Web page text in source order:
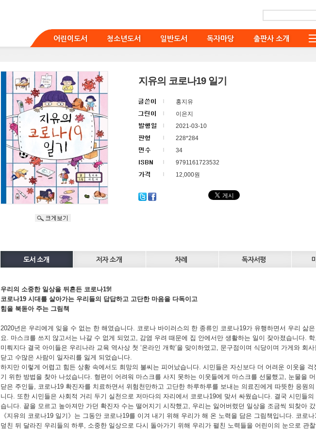
어린이도서 청소년도서 일반도서 독자마당 출판사 소개
지유의 코로나19 일기
홍지유
이은지
2021-03-10
228*284
34
9791161723532
12,000원
우리의 소중한 일상을 뒤흔든 코로나19!
코로나19 시대를 살아가는 우리들의 답답하고 고단한 마음을 다독이고
힘을 북돋아 주는 그림책
2020년은 우리에게 잊을 수 없는 한 해였습니다. 코로나 바이러스의 한 종류인 코로나19가 유행하면서 우리 삶
요. 마스크를 쓰지 않고서는 나갈 수 없게 되었고, 감염 우려 때문에 집 안에서만 생활하는 일이 잦아졌습니다.
미뤄지다 결국 아이들은 우리나라 교육 역사상 첫 ‘온라인 개학’을 맞이하였고, 문구점이며 식당이며 가게와 회
닫고 수많은 사람이 일자리를 잃게 되었습니다.
하지만 이렇게 어렵고 힘든 상황 속에서도 희망의 불씨는 피어났습니다. 시민들은 자신보다 더 어려운 이웃을 걱
기 위한 방법을 찾아 나섰습니다. 형편이 어려워 마스크를 사지 못하는 이웃들에게 마스크를 선물했고, 눈물을
닫은 주인들, 코로나19 확진자를 치료하면서 위험천만하고 고단한 하루하루를 보내는 의료진에게 따뜻한 응원
니다. 또한 시민들은 사회적 거리 두기 실천으로 저마다의 자리에서 코로나19에 맞서 싸웠습니다. 결국 시민들의
습니다. 끝을 모르고 높아져만 가던 확진자 수는 떨어지기 시작했고, 우리는 잃어버렸던 일상을 조금씩 되찾아
《지유의 코로나19 일기》는 그동안 코로나19를 이겨 내기 위해 우리가 해 온 노력을 담은 그림책입니다. 코로
덮친 뒤 달라진 우리들의 하루, 소중한 일상으로 다시 돌아가기 위해 우리가 펼친 노력들을 어린이의 눈으로 관